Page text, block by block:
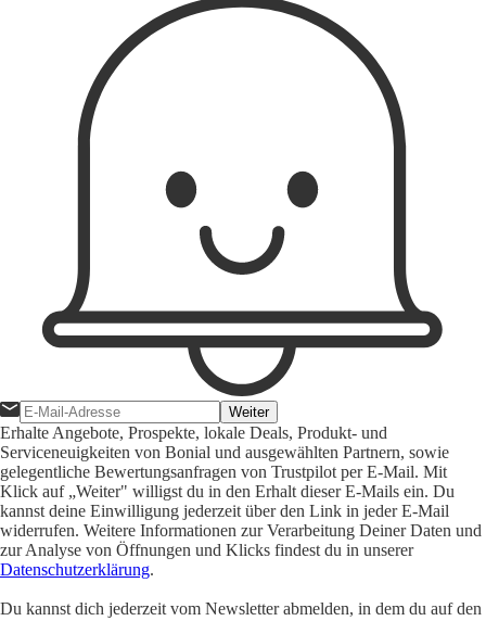
Weiter
Erhalte Angebote, Prospekte, lokale Deals, Produkt- und
Serviceneuigkeiten von Bonial und ausgewählten Partnern, sowie
gelegentliche Bewertungsanfragen von Trustpilot per E-Mail. Mit
Klick auf „Weiter" willigst du in den Erhalt dieser E-Mails ein. Du
kannst deine Einwilligung jederzeit über den Link in jeder E-Mail
widerrufen. Weitere Informationen zur Verarbeitung Deiner Daten und
zur Analyse von Öffnungen und Klicks findest du in unserer
Datenschutzerklärung.
Du kannst dich jederzeit vom Newsletter abmelden, in dem du auf den